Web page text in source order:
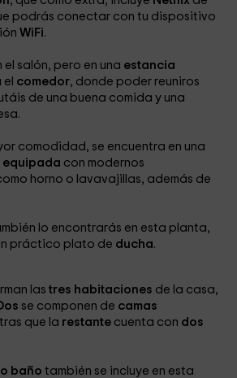
podrás conectar con tu dispositivo
WiFi.
salón, pero en una estancia
comedor, donde poder reuniros
de una buena comida y una
comodidad, se encuentra en una
equipada con modernos
horno o lavavajillas, además de
lo encontrarás en esta planta,
práctico plato de ducha.
las tres habitaciones de la casa,
se componen de camas
que la restante cuenta con dos
baño también se incluye en esta